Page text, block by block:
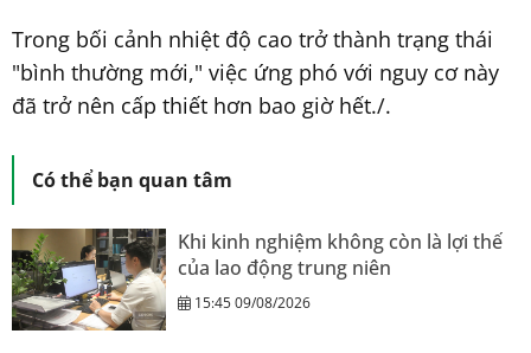
Trong bối cảnh nhiệt độ cao trở thành trạng thái
"bình thường mới," việc ứng phó với nguy cơ này
đã trở nên cấp thiết hơn bao giờ hết./.
Có thể bạn quan tâm
Khi kinh nghiệm không còn là lợi thế
của lao động trung niên
15:45 09/08/2026